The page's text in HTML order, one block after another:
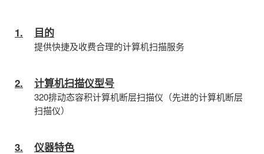
1. 目的
提供快捷及收费合理的计算机扫描服务
2. 计算机扫描仪型号
320排动态容积计算机断层扫描仪（先进的计算机断层
扫描仪）
3. 仪器特色